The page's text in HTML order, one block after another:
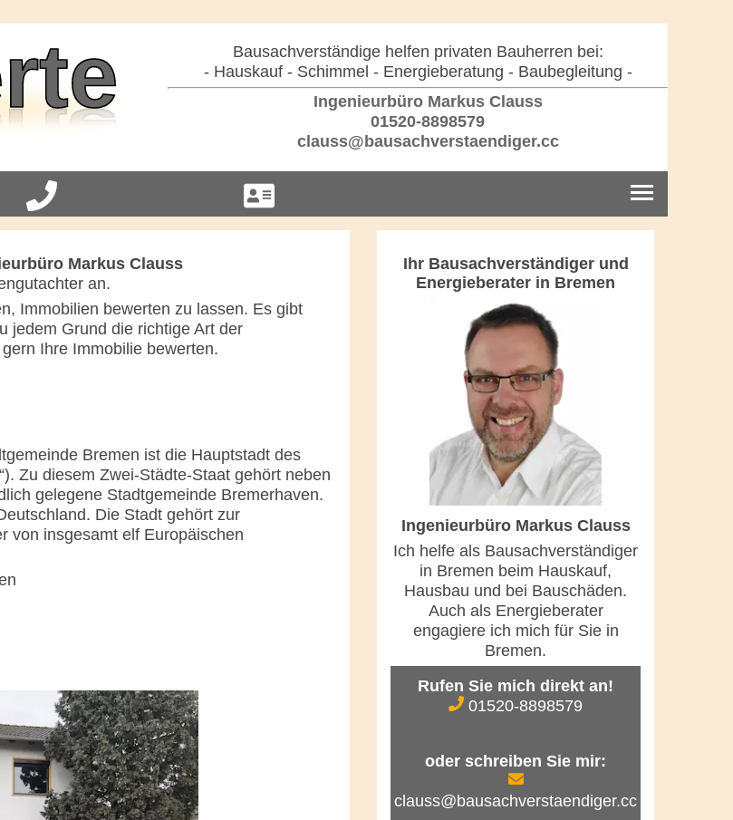
Bausachverständige helfen privaten Bauherren bei:
- Hauskauf - Schimmel - Energieberatung - Baubegleitung -
Ingenieurbüro Markus Clauss
01520-8898579
clauss@bausachverstaendiger.cc
Markus Clauss
an.
Immobilien bewerten zu lassen. Es gibt
jedem Grund die richtige Art der
Ihre Immobilie bewerten.
Bremen ist die Hauptstadt des
Zu diesem Zwei-Städte-Staat gehört neben
gelegene Stadtgemeinde Bremerhaven.
Die Stadt gehört zur
von insgesamt elf Europäischen
Ihr Bausachverständiger und
Energieberater in Bremen
Ingenieurbüro Markus Clauss
Ich helfe als Bausachverständiger
in Bremen beim Hauskauf,
Hausbau und bei Bauschäden.
Auch als Energieberater
engagiere ich mich für Sie in
Bremen.
Rufen Sie mich direkt an!
01520-8898579
oder schreiben Sie mir:
clauss@bausachverstaendiger.cc